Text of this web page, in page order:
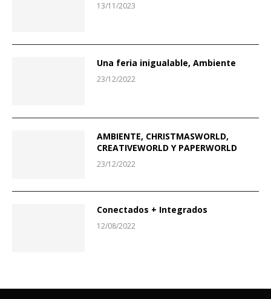
13/11/2023
Una feria inigualable, Ambiente
23/12/2022
AMBIENTE, CHRISTMASWORLD,
CREATIVEWORLD Y PAPERWORLD
23/12/2022
Conectados + Integrados
12/08/2022